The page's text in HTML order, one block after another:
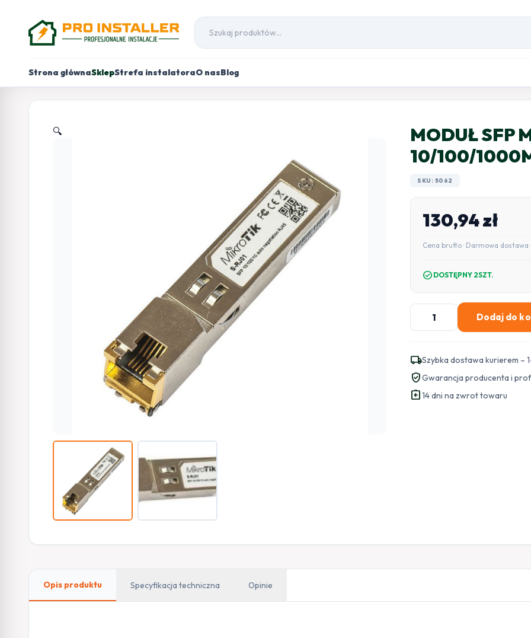
Strona głównaSklepStrefa instalatoraO nasBlog
🔍
MODUŁ SFP
10/100/
SKU: 5062
130,94zł
Cena brutto · Darmowa dostawa
check_circle DOSTĘPNY 2SZT.
ilość
MODUŁ
MIKROTIK
S-
RJ01
10/100/1000M
Dodaj do
local_shippingSzybka dostawa kurierem –
verified_userGwarancja producenta i
assignment_return14 dni na zwrot towaru
Opis produktu Specyfikacja techniczna Opinie